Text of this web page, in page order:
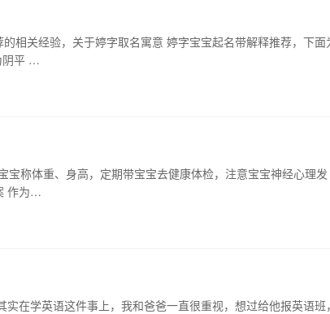
相关经验，关于婷字取名寓意 婷字宝宝起名带解释推荐，下面
阴平 …
称体重、身高，定期带宝宝去健康体检，注意宝宝神经心理发
作为…
在学英语这件事上，我和爸爸一直很重视，想过给他报英语班